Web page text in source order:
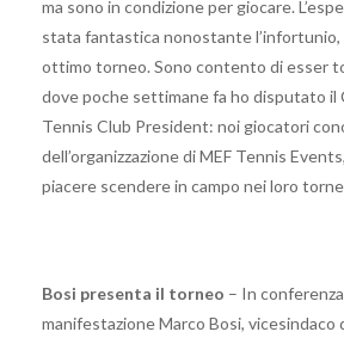
ma sono in condizione per giocare.
stata fantastica nonostante l’infortunio,
ottimo torneo. Sono contento di esser
dove poche settimane fa ho disputato il
Tennis Club President: noi giocatori
dell’organizzazione di MEF Tennis
piacere scendere in campo nei loro
Bosi presenta il torneo – In
manifestazione Marco Bosi, vicesindaco